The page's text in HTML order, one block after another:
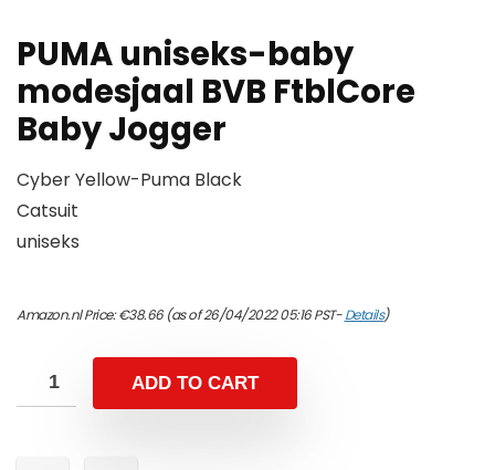
PUMA uniseks-baby
modesjaal BVB FtblCore
Baby Jogger
Cyber Yellow-Puma Black
Catsuit
uniseks
Amazon.nl Price:€38.66(as of 26/04/2022 05:16 PST-Details)
ADD TO CART